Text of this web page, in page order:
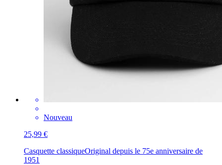
Nouveau
25,99 €
Casquette classiqueOriginal depuis le 75e anniversaire de
1951